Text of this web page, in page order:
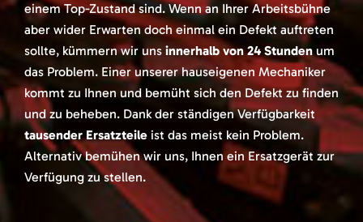
einem Top-Zustand sind. Wenn an Ihrer Arbeitsbühne
aber wider Erwarten doch einmal ein Defekt auftreten
sollte, kümmern wir uns innerhalb von 24 Stundenum
das Problem. Einer unserer hauseigenen Mechaniker
kommt zu Ihnen und bemüht sich den Defekt zu finden
und zu beheben. Dank der ständigen Verfügbarkeit
tausender Ersatzteile ist das meist kein Problem.
Alternativ bemühen wir uns, Ihnen ein Ersatzgerät zur
Verfügung zu stellen.